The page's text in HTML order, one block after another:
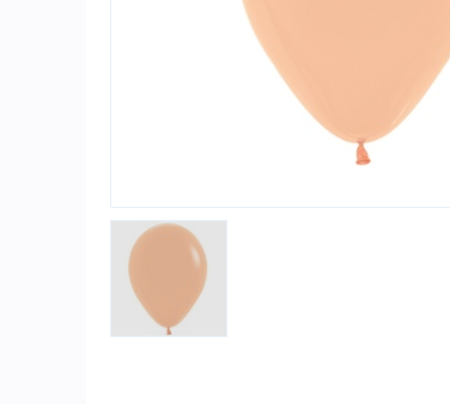
Подарочная упаковка, конверты для
Приколы и розыгрыши
Шары с гелием